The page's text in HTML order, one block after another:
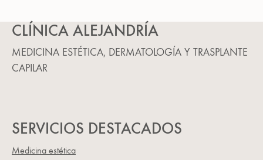
CLÍNICA ALEJANDRÍA
MEDICINA ESTÉTICA, DERMATOLOGÍA Y TRASPLANTE
CAPILAR
SERVICIOS DESTACADOS
Medicina estética